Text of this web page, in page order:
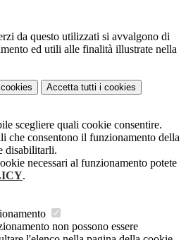
da questo utilizzati si avvalgono di
ed utili alle finalità illustrate nella
Accetta tutti i cookies
scegliere quali cookie consentire.
che consentono il funzionamento della
disabilitarli.
necessari al funzionamento potete
.
non possono essere